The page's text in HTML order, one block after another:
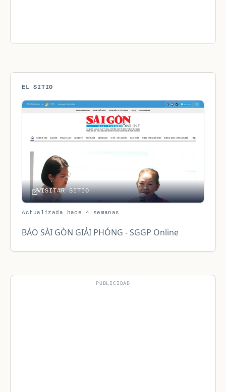
EL SITIO
VISITAR SITIO
Actualizada hace 4 semanas
BÁO SÀI GÒN GIẢI PHÓNG - SGGP Online
PUBLICIDAD